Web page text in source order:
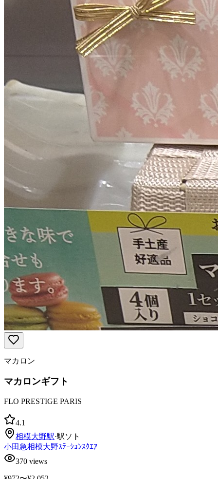
マカロン
マカロンギフト
FLO PRESTIGE PARIS
4.1
相模大野駅·駅ソト
小田急相模大野ｽﾃｰｼｮﾝｽｸｴｱ
370 views